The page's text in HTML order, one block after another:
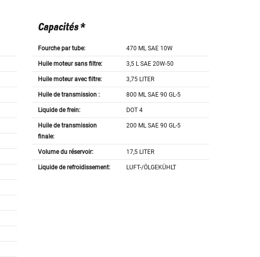
Capacités *
Fourche par tube: 470 ML SAE 10W
Huile moteur sans filtre: 3,5 L SAE 20W-50
Huile moteur avec filtre: 3,75 LITER
Huile de transmission : 800 ML SAE 90 GL-5
Liquide de frein: DOT 4
Huile de transmission
finale:
200 ML SAE 90 GL-5
Volume du réservoir: 17,5 LITER
Liquide de refroidissement: LUFT-/ÖLGEKÜHLT